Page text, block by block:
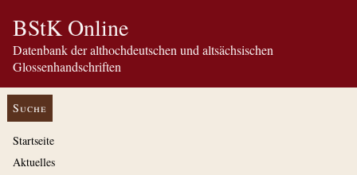
BStK Online
Datenbank der althochdeutschen und altsächsischen
Glossenhandschriften
Suche
Startseite
Aktuelles